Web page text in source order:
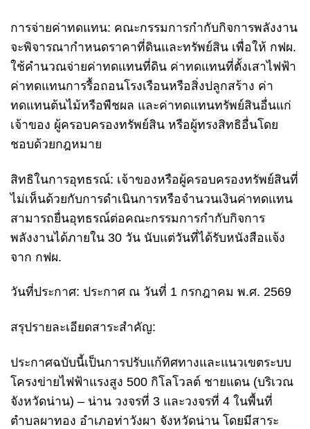
การจ่ายค่าทดแทน: คณะกรรมการกำกับกิจการพลังงาน
จะพิจารณากำหนดราคาที่ดินและทรัพย์สิน เพื่อให้ กฟผ.
ใช้คำนวณจ่ายค่าทดแทนที่ดิน ค่าทดแทนที่ตั้งเสาไฟฟ้า
ค่าทดแทนการรื้อถอนโรงเรือนหรือสิ่งปลูกสร้าง ค่า
ทดแทนต้นไม้หรือพืชผล และค่าทดแทนทรัพย์สินอื่นแก่
เจ้าของ ผู้ครอบครองทรัพย์สิน หรือผู้ทรงสิทธิอื่นโดย
ชอบด้วยกฎหมาย
สิทธิในการอุทธรณ์: เจ้าของหรือผู้ครอบครองทรัพย์สินที่
ไม่เห็นด้วยกับการดำเนินการหรือจำนวนเงินค่าทดแทน
สามารถยื่นอุทธรณ์ต่อคณะกรรมการกำกับกิจการ
พลังงานได้ภายใน 30 วัน นับแต่วันที่ได้รับหนังสือแจ้ง
จาก กฟผ.
วันที่ประกาศ: ประกาศ ณ วันที่ 1 กรกฎาคม พ.ศ. 2569
สรุปรายละเอียดสาระสำคัญ:
ประกาศฉบับนี้เป็นการปรับแก้ทิศทางและแนวเขตระบบ
โครงข่ายไฟฟ้าแรงสูง 500 กิโลโวลต์ ชายแดน (บริเวณ
จังหวัดน่าน) – น่าน วงจรที่ 3 และวงจรที่ 4 ในพื้นที่
ตำบลผาทอง อำเภอท่าวังผา จังหวัดน่าน โดยมีสาระ